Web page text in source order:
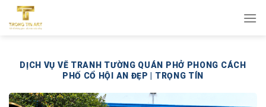
qua
DỊCH VỤ VẼ TRANH TƯỜNG QUÁN PHỞ PHONG CÁCH
PHỐ CỔ HỘI AN ĐẸP | TRỌNG TÍN